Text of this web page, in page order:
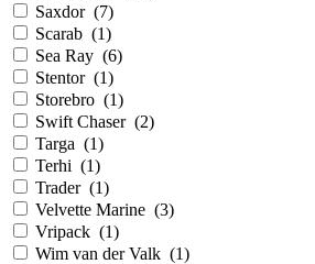
Saxdor(7)
Scarab (1)
Sea Ray (6)
Stentor(1)
Storebro (1)
Swift Chaser(2)
Targa (1)
Terhi (1)
Trader(1)
Velvette Marine (3)
Vripack (1)
Wim van der Valk (1)